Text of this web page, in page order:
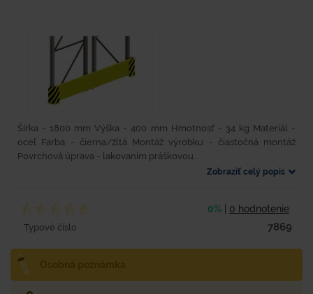
Šírka - 1800 mm Výška - 400 mm Hmotnosť - 34 kg Materiál -
oceľ Farba - čierna/žltá Montáž výrobku - čiastočná montáž
Povrchová úprava - lakovaním práškovou...
Zobraziť celý popis
0% 0 hodnotenie
Typové číslo 7869